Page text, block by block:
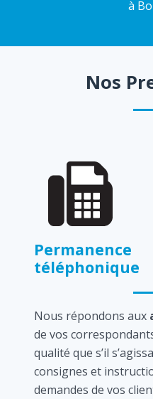
à
Nos
Permanence
téléphonique
Nous répondons aux
de vos
qualité que s’il
consignes et
demandes de vos